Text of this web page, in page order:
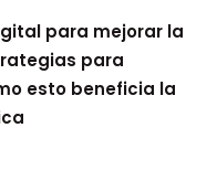
para mejorar la
para
esto beneficia la